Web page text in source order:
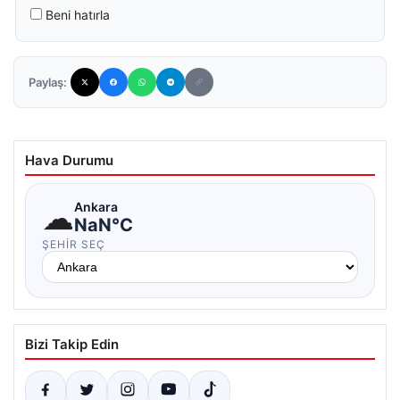
Beni hatırla
Paylaş:
Hava Durumu
☁Ankara
NaN°C
ŞEHIR SEÇ
Bizi Takip Edin